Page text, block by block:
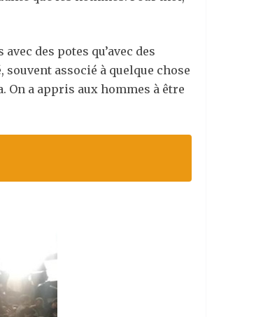
des potes qu’avec des
associé à quelque chose
On a appris aux hommes à être